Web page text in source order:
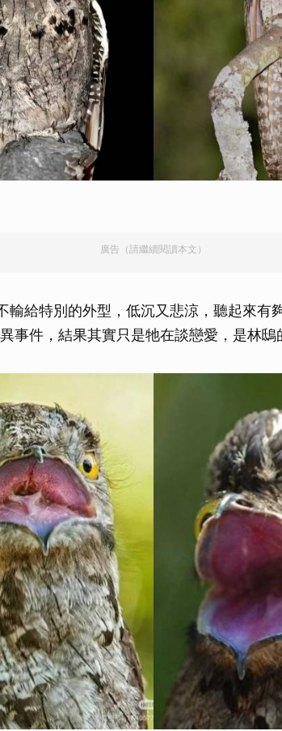
廣告（請繼續閱讀本文）
給特別的外型，低沉又悲涼，聽起來有
事件，結果其實只是牠在談戀愛，是林鴟